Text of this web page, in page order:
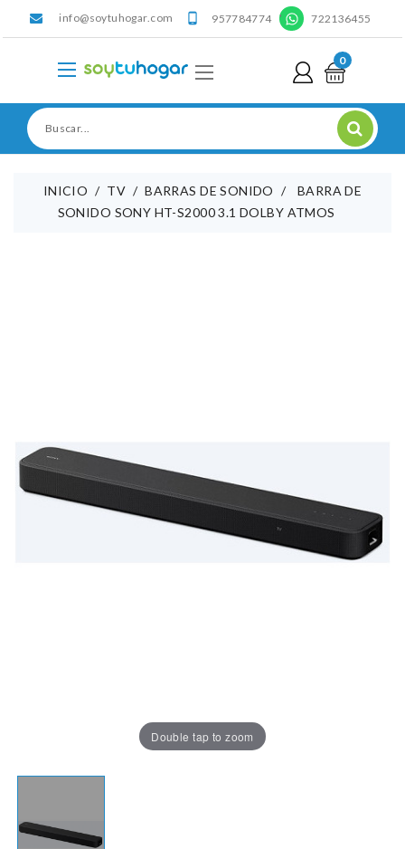
info@soytuhogar.com  957784774 ' 722136455
0
INICIO TV BARRAS DE SONIDO
BARRA DE
SONIDO SONY HT-S2000 3.1 DOLBY ATMOS
Double tap to zoom